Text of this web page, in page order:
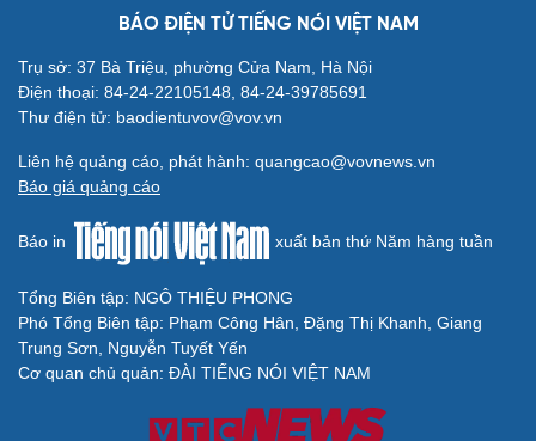
BÁO ĐIỆN TỬ TIẾNG NÓI VIỆT NAM
Trụ sở: 37 Bà Triệu, phường Cửa Nam, Hà Nội
Điện thoại: 84-24-22105148, 84-24-39785691
Thư điện tử: baodientuvov@vov.vn
Liên hệ quảng cáo, phát hành: quangcao@vovnews.vn
Báo giá quảng cáo
Báo in xuất bản thứ Năm hàng tuần
Tổng Biên tập: NGÔ THIỆU PHONG
Phó Tổng Biên tập: Phạm Công Hân, Đặng Thị Khanh, Giang
Trung Sơn, Nguyễn Tuyết Yến
Cơ quan chủ quản: ĐÀI TIẾNG NÓI VIỆT NAM